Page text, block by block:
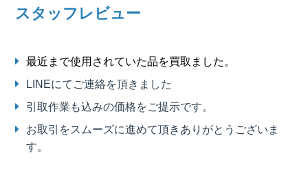
スタッフレビュー
最近まで使用されていた品を買取ました。
LINEにてご連絡を頂きました
引取作業も込みの価格をご提示です。
お取引をスムーズに進めて頂きありがとうございま
す。